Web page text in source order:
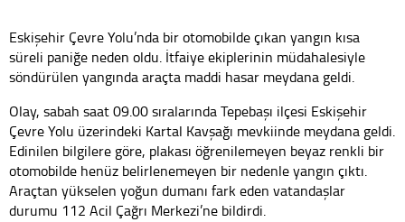
Eskişehir Çevre Yolu’nda bir otomobilde çıkan yangın kısa
süreli paniğe neden oldu. İtfaiye ekiplerinin müdahalesiyle
söndürülen yangında araçta maddi hasar meydana geldi.
Olay, sabah saat 09.00 sıralarında Tepebaşı ilçesi Eskişehir
Çevre Yolu üzerindeki Kartal Kavşağı mevkiinde meydana geldi.
Edinilen bilgilere göre, plakası öğrenilemeyen beyaz renkli bir
otomobilde henüz belirlenemeyen bir nedenle yangın çıktı.
Araçtan yükselen yoğun dumanı fark eden vatandaşlar
durumu 112 Acil Çağrı Merkezi’ne bildirdi.